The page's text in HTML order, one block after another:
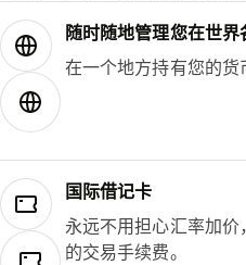
随时随地管理您在世界
在一个地方持有您的货
国际借记卡
永远不用担心汇率加
的交易手续费。